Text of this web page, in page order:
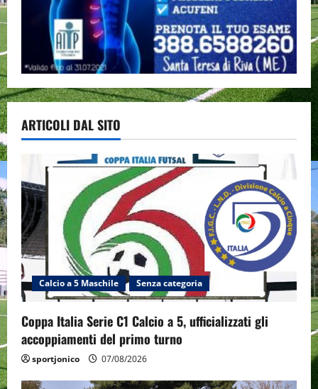
ARTICOLI DAL SITO
Calcio a 5 Maschile Senza categoria
Coppa Italia Serie C1 Calcio a 5, ufficializzati gli
accoppiamenti del primo turno
sportjonico 07/08/2026